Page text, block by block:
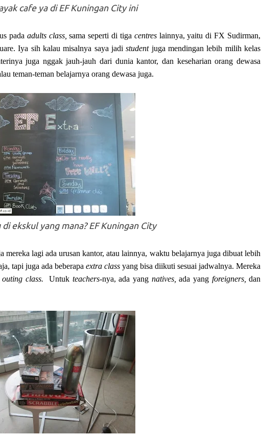
cafe ya di EF Kuningan City ini
pada adults class, sama seperti di tiga centreslainnya, yaitu di FX Sudirman,
Iya sih kalau misalnya saya jadistudentjuga mendingan lebih milih kelas
juga nggak jauh-jauh dari dunia kantor, dan keseharian orang dewasa
teman-teman belajarnya orang dewasa juga.
ekskul yang mana? EF Kuningan City
mereka lagi ada urusan kantor, atau lainnya, waktu belajarnya juga dibuat lebih
tapi juga ada beberapa extra class yang bisa diikuti sesuai jadwalnya. Mereka
outing class. Untuk teachers-nya, ada yang natives,ada yang foreigners,dan